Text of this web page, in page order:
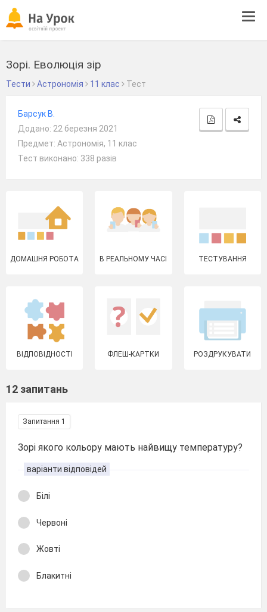
Зорі. Еволюція зір
Тести Астрономія 11 клас Тест
Барсук В.
Додано: 22 березня 2021
Предмет: Астрономія, 11 клас
Тест виконано: 338 разів
ДОМАШНЯ РОБОТА В РЕАЛЬНОМУ ЧАСІ ТЕСТУВАННЯ
ВІДПОВІДНОСТІ ФЛЕШ-КАРТКИ РОЗДРУКУВАТИ
12 запитань
Запитання 1
Зорі якого кольору мають найвищу температуру?
варіанти відповідей
Білі
Червоні
Жовті
Блакитні